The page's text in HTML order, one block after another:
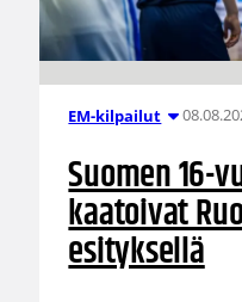
EM-kilpailut
Suomen 16-
kaatoivat
esityksellä